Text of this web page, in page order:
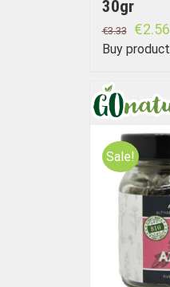
30gr
€3.33 €2.56
Buy product
Sale!